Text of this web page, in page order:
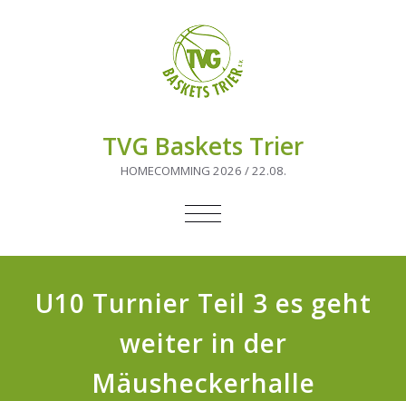
TVG Baskets Trier
HOMECOMMING 2026 / 22.08.
NAVIGATION
U10 Turnier Teil 3 es geht
weiter in der
Mäusheckerhalle